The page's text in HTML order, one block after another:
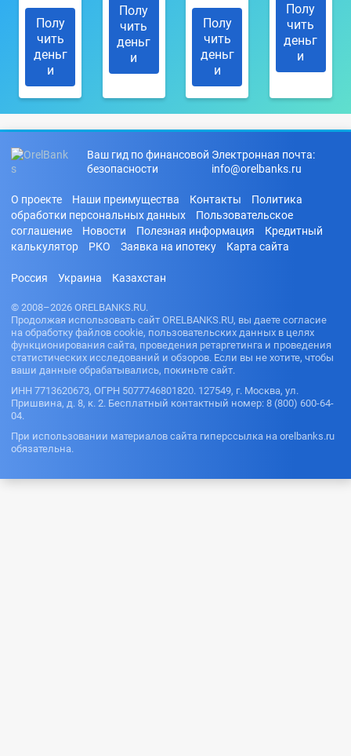
Полу
чить
деньг
и
Полу
чить
деньг
и
Полу
чить
деньг
и
Полу
чить
деньг
и
Ваш гид по финансовой
безопасности
Электронная почта:
info@orelbanks.ru
О проекте Наши преимущества Контакты
Политика
обработки персональных данных
Пользовательское
соглашение
Новости Полезная информация
Кредитный
калькулятор
РКО Заявка на ипотеку Карта сайта
Россия Украина Казахстан
© 2008–2026 ORELBANKS.RU.
Продолжая использовать сайт ORELBANKS.RU, вы даете согласие
на обработку файлов cookie, пользовательских данных в целях
функционирования сайта, проведения ретаргетинга и проведения
статистических исследований и обзоров. Если вы не хотите, чтобы
ваши данные обрабатывались, покиньте сайт.
ИНН 7713620673, ОГРН 5077746801820. 127549, г. Москва, ул.
Пришвина, д. 8, к. 2. Бесплатный контактный номер: 8 (800) 600-64-
04.
При использовании материалов сайта гиперссылка на orelbanks.ru
обязательна.